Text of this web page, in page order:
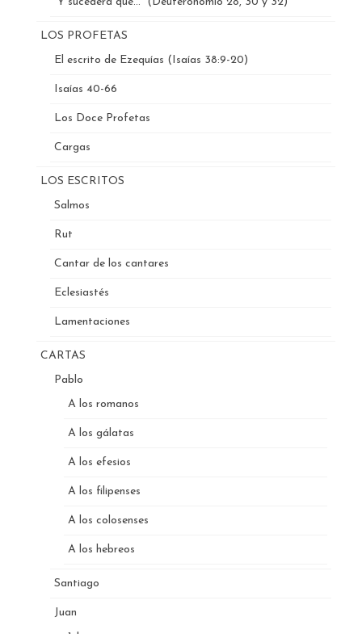
LOS PROFETAS
El escrito de Ezequías (Isaías 38:9-20)
Isaías 40-66
Los Doce Profetas
Cargas
LOS ESCRITOS
Salmos
Rut
Cantar de los cantares
Eclesiastés
Lamentaciones
CARTAS
Pablo
A los romanos
A los gálatas
A los efesios
A los filipenses
A los colosenses
A los hebreos
Santiago
Juan